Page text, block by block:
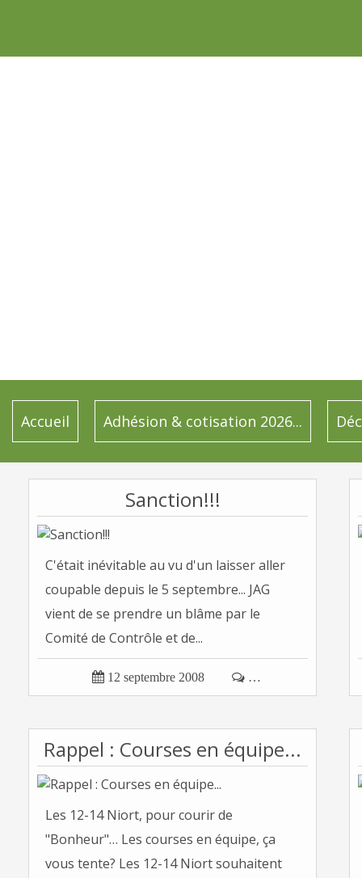
Accueil Adhésion & cotisation 2026...
Sanction!!!
C'était inévitable au vu d'un laisser aller
coupable depuis le 5 septembre... JAG
vient de se prendre un blâme par le
Comité de Contrôle et de...
 12 septembre 2008  …
Rappel : Courses en équipe...
Les 12-14 Niort, pour courir de
"Bonheur"… Les courses en équipe, ça
vous tente? Les 12-14 Niort souhaitent